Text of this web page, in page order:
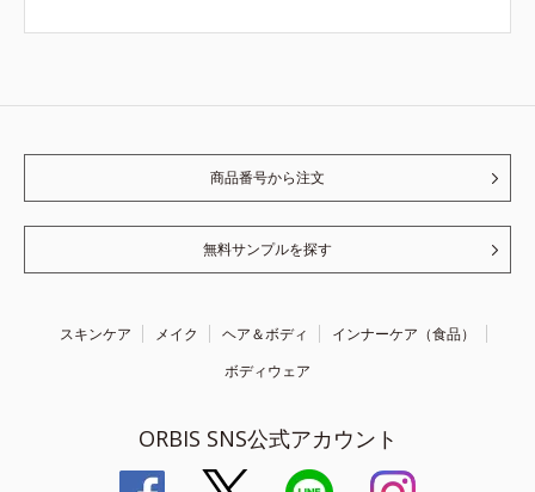
商品番号から注文
無料サンプルを探す
スキンケア メイク ヘア＆ボディ
インナーケア（食品）
ボディウェア
ORBIS SNS公式アカウント